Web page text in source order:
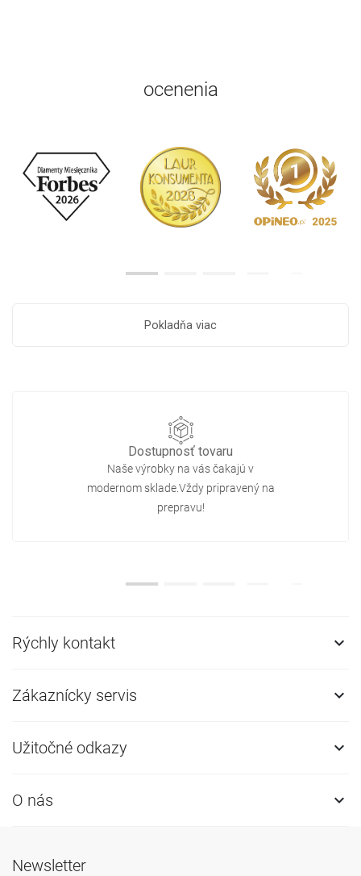
ocenenia
Pokladňa viac
Dostupnosť tovaru
Naše výrobky na vás čakajú v
modernom sklade.Vždy pripravený na
prepravu!
Rýchly kontakt 
Zákaznícky servis 
Užitočné odkazy 
O nás 
Newsletter